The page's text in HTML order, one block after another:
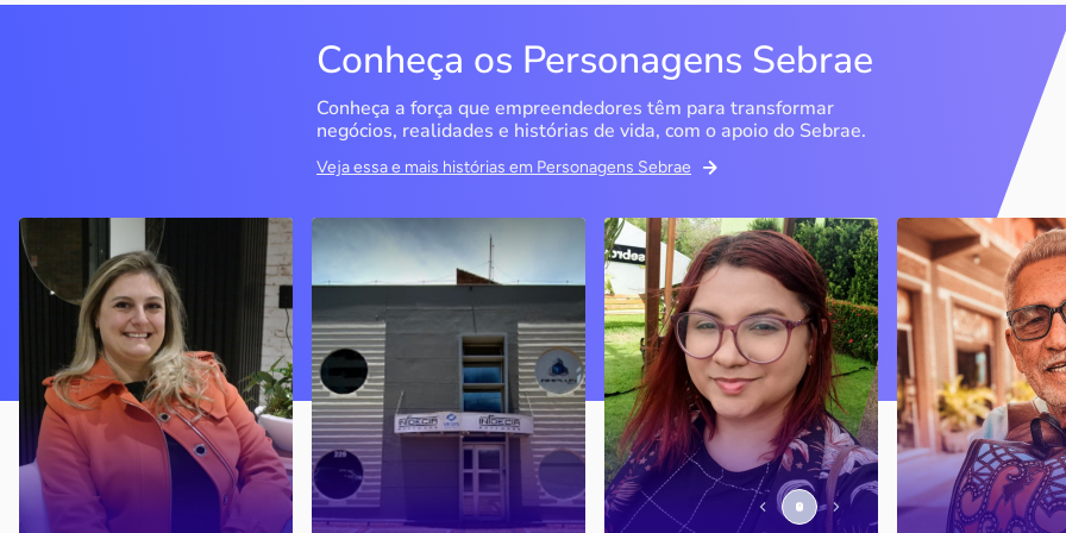
Conheça os Personagens Sebrae
Conheça a força que empreendedores têm para transformar
negócios, realidades e histórias de vida, com o apoio do Sebrae.
Veja essa e mais histórias em Personagens Sebrae
Delucci
Bento Gonçalves / RS
Sem saber muito sobre
empreendedorismo, o casal
contou com o Sebrae para
aprender tudo sobre o
assunto, colocar o negócio
nos eixos e ainda abrir uma
nova empresa
Infoecia Software
Ltda
Londrina / PR
Com mais de 20 anos de
mercado, o empresário
contou com o Sebrae para o
crescimento do negócio
Memória Ancestral
São Luís / MA
Ao lado da irmã e com o
apoio do Sebrae, a Memória
Ancestral utiliza inteligência
artificial com o objetivo de
melhorar a qualidade de vida
de pessoas com a doença
Espedito
Nova Olinda / CE
Peças criadas
cearense já foram
apresentadas em
novelas, desfiles
até em exposições
internacionais